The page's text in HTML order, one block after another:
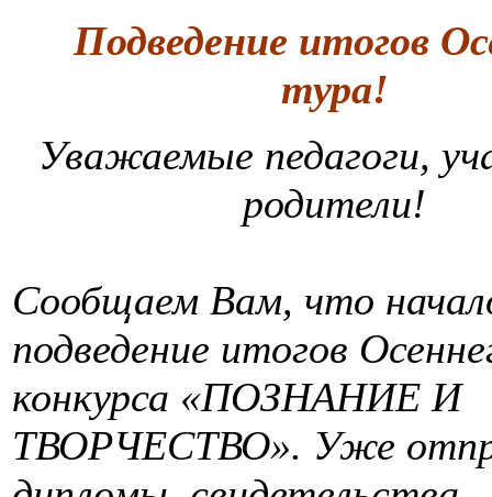
Подведение итогов
тура!
Уважаемые педагоги,
родители!
Сообщаем Вам, что
подведение итогов
конкурса «ПОЗНАНИЕ И
ТВОРЧЕСТВО». Уже